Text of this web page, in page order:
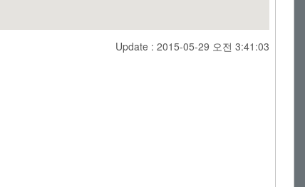
Update : 2015-05-29 오전 3:41:03